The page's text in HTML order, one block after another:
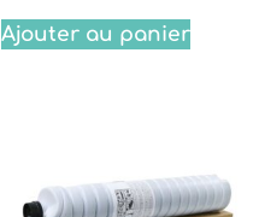
Ajouter au panier